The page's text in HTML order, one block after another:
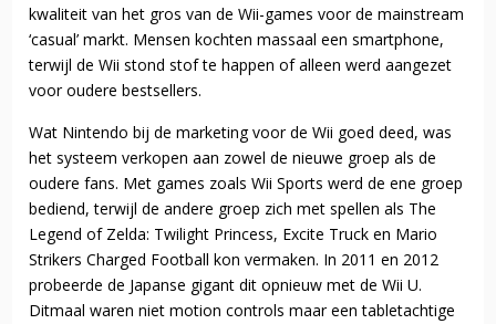
kwaliteit van het gros van de Wii-games voor de mainstream
‘casual’ markt. Mensen kochten massaal een smartphone,
terwijl de Wii stond stof te happen of alleen werd aangezet
voor oudere bestsellers.
Wat Nintendo bij de marketing voor de Wii goed deed, was
het systeem verkopen aan zowel de nieuwe groep als de
oudere fans. Met games zoals Wii Sports werd de ene groep
bediend, terwijl de andere groep zich met spellen als The
Legend of Zelda: Twilight Princess, Excite Truck en Mario
Strikers Charged Football kon vermaken. In 2011 en 2012
probeerde de Japanse gigant dit opnieuw met de Wii U.
Ditmaal waren niet motion controls maar een tabletachtige